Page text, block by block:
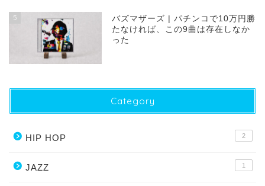
5
バズマザーズ | パチンコで10万円勝
たなければ、この9曲は存在しなか
った
Category
HIP HOP 2
JAZZ 1